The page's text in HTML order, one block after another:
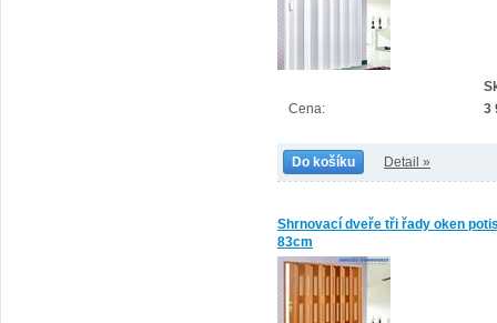
3
Cena:
Do košíku Detail »
Shrnovací dveře tři řady oken
83cm